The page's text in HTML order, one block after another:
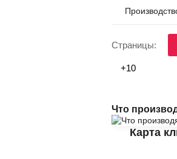
Страницы:
+10
Что
Карта